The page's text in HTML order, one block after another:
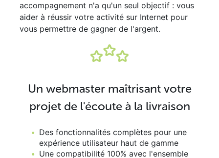
accompagnement n'a qu'un seul objectif : vous
aider à réussir votre activité sur Internet pour
vous permettre de gagner de l'argent.
Un webmaster maîtrisant votre
projet de l'écoute à la livraison
Des fonctionnalités complètes pour une
expérience utilisateur haut de gamme
Une compatibilité 100% avec l'ensemble